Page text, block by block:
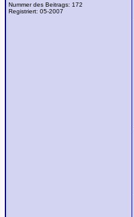
Nummer des Beitrags: 172
Registriert: 05-2007